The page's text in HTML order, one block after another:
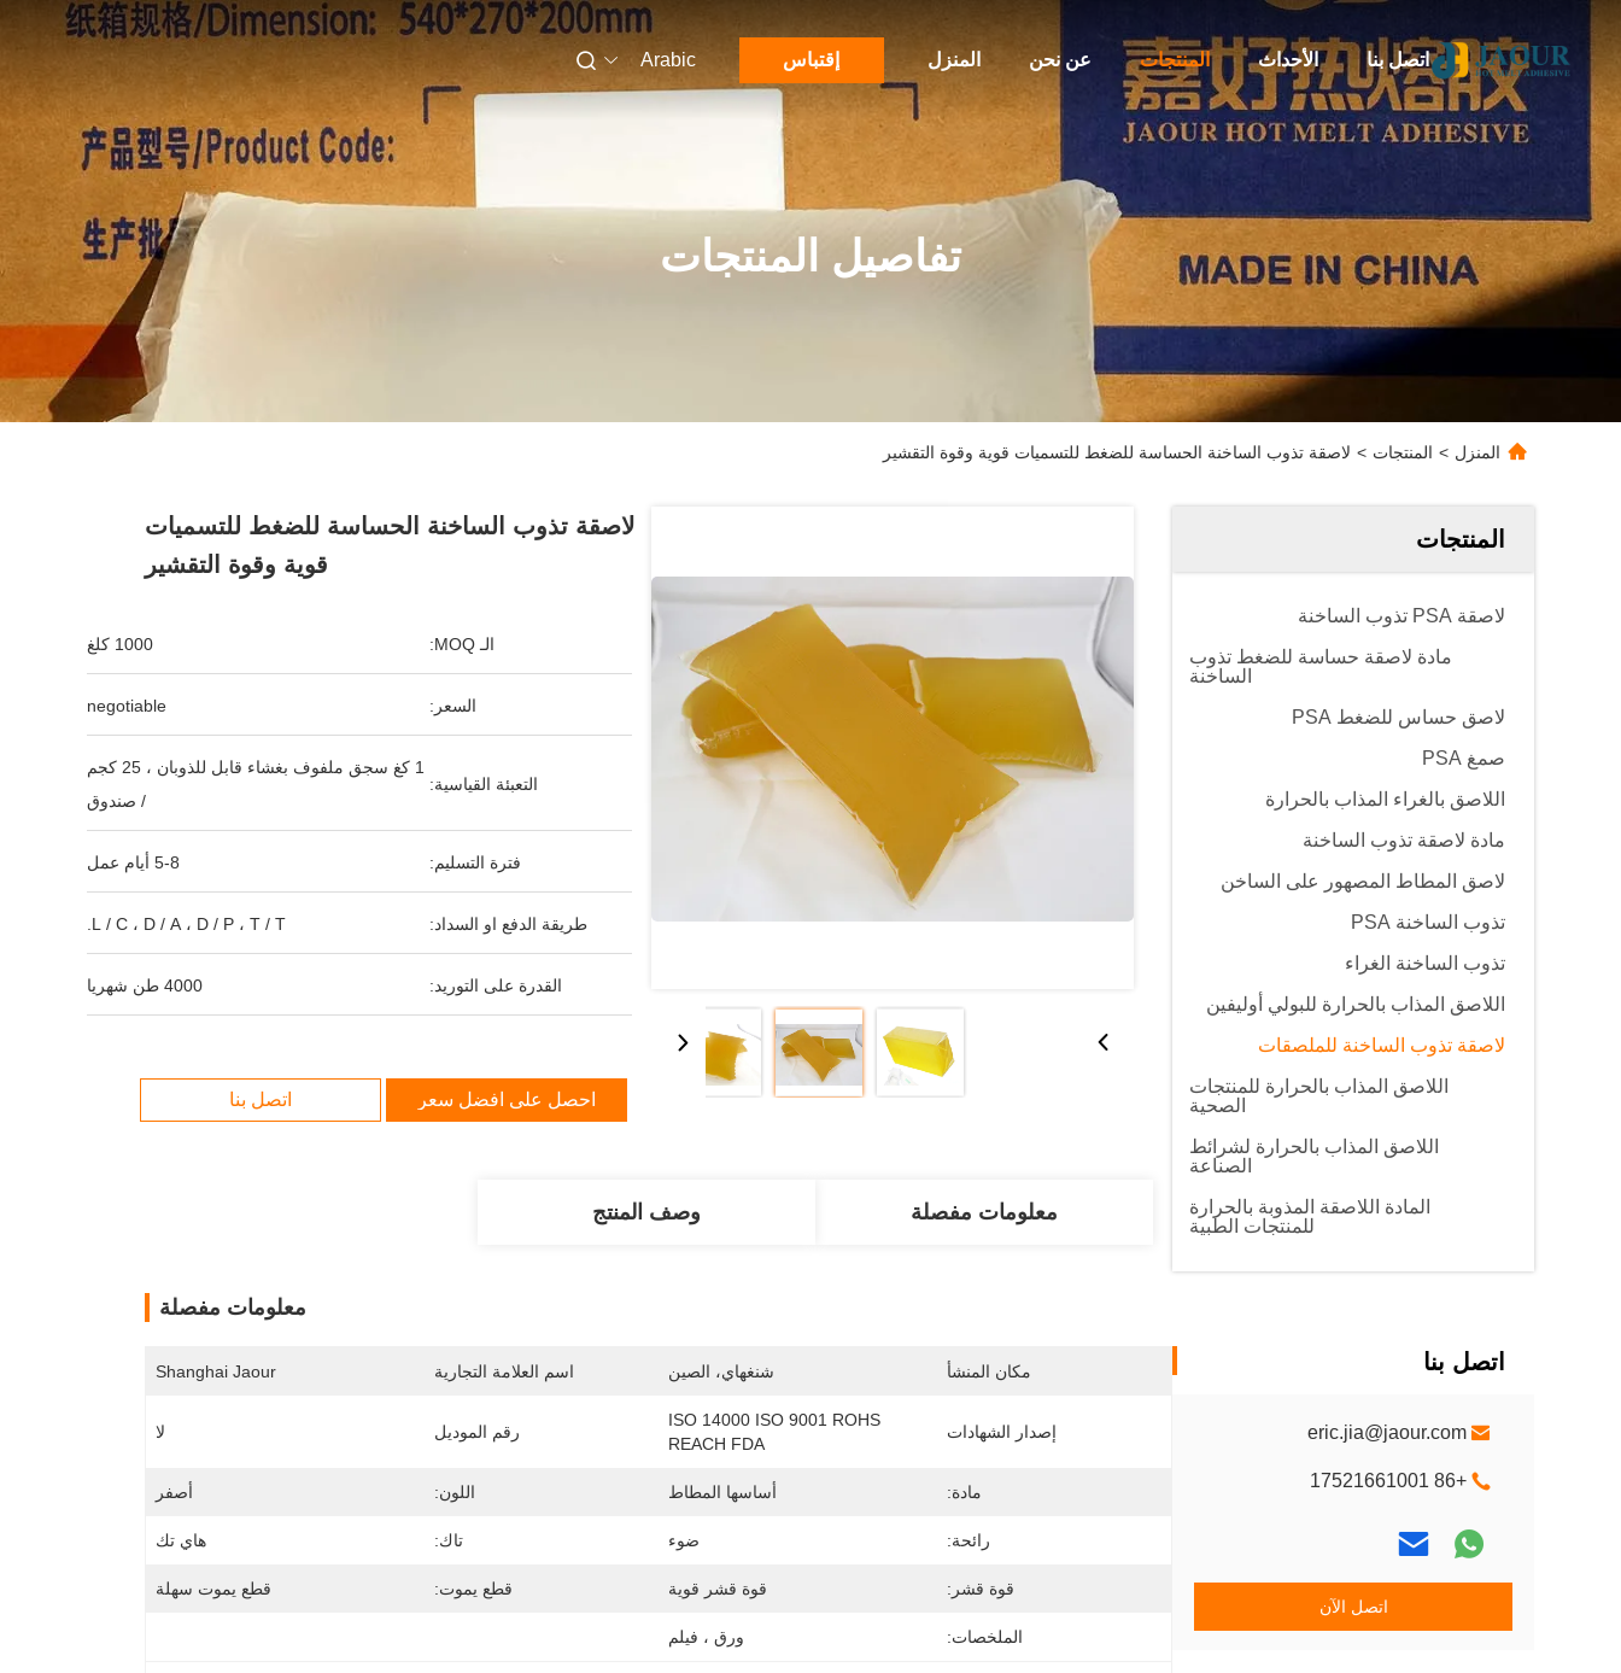
المنزل عن نحن المنتجات الأحداث اتصل بنا إقتباس Arabic
تفاصيل المنتجات
المنزل > المنتجات > لاصقة تذوب الساخنة الحساسة للضغط للتسميات قوية وقوة التقشير
المنتجات
لاصقة PSA تذوب الساخنة
مادة لاصقة حساسة للضغط تذوب
الساخنة
لاصق حساس للضغط PSA
صمغ PSA
اللاصق بالغراء المذاب بالحرارة
مادة لاصقة تذوب الساخنة
لاصق المطاط المصهور على الساخن
تذوب الساخنة PSA
تذوب الساخنة الغراء
اللاصق المذاب بالحرارة للبولي أوليفين
لاصقة تذوب الساخنة للملصقات
اللاصق المذاب بالحرارة للمنتجات
الصحية
اللاصق المذاب بالحرارة لشرائط
الصناعة
المادة اللاصقة المذوبة بالحرارة
للمنتجات الطبية
اتصل بنا
eric.jia@jaour.com
+86 17521661001
اتصل الآن
لاصقة تذوب الساخنة الحساسة للضغط للتسميات
قوية وقوة التقشير
الـ MOQ: 1000 كلغ
السعر: negotiable
التعبئة القياسية:
1 كغ سجق ملفوف بغشاء قابل للذوبان ، 25 كجم
/ صندوق
فترة التسليم: 5-8 أيام عمل
طريقة الدفع او السداد: L / C ، D / A ، D / P ، T / T.
القدرة على التوريد: 4000 طن شهريا
احصل على افضل سعر اتصل بنا
معلومات مفصلة وصف المنتج
معلومات مفصلة
مكان المنشأ شنغهاي، الصين اسم العلامة التجارية Shanghai Jaour
إصدار الشهادات
ISO 14000 ISO 9001 ROHS
REACH FDA
رقم الموديل لا
مادة: أساسها المطاط اللون: أصفر
رائحة: ضوء تاك: هاي تك
قوة قشر: قوة قشر قوية قطع يموت: قطع يموت سهلة
الملخصات: ورق ، فيلم